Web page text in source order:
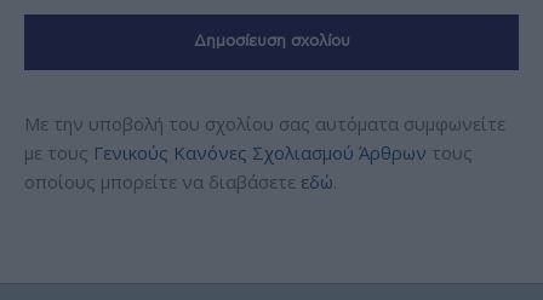
Με την υποβολή του σχολίου σας αυτόματα συμφωνείτε
με τους Γενικούς Κανόνες Σχολιασμού Άρθρων τους
οποίους μπορείτε να διαβάσετε εδώ.